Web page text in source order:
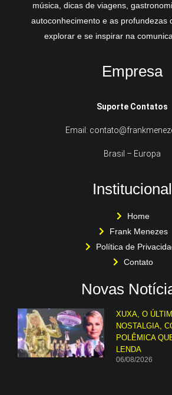
música, dicas de viagens,
autoconhecimento e as profundezas
explorar e se inspirar na
Empresa
Suporte Contatos
Email:
Brasil – Europa
Institucional
Home
Frank Menezes
Política de
Contato
Novas
XUXA, O
NOSTALGIA,
POLÊMICA
LENDA
06/08/2026